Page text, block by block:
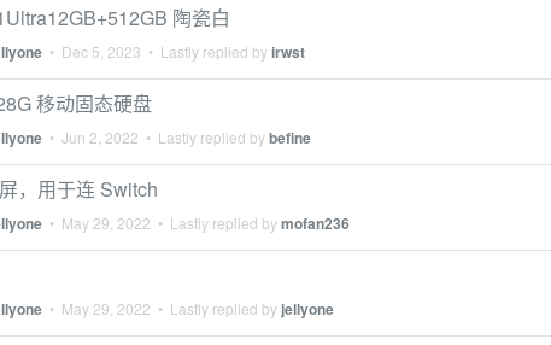
陶瓷白
• Dec 5, 2023 • Lastly replied byirwst
移动固态硬盘
• Jun 2, 2022 • Lastly replied bybefine
，用于连 Switch
• May 29, 2022 • Lastly replied bymofan236
• May 29, 2022 • Lastly replied by jellyone